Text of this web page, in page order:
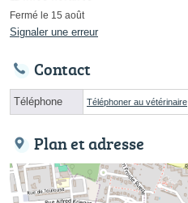
Fermé le 15 août
Signaler une erreur
Contact
Téléphone Téléphoner au vétérinaire
Plan et adresse